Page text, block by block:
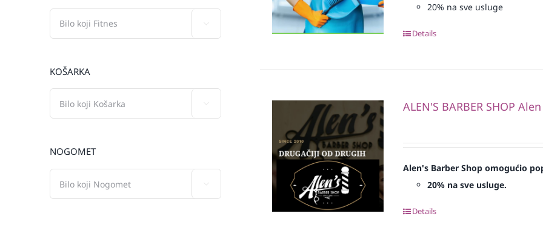
20% na sve usluge
Details
ALEN'S BARBER SHOP
Alen's Barber Shop omogućio
20% na sve usluge.
Details
KOŠARKA
NOGOMET